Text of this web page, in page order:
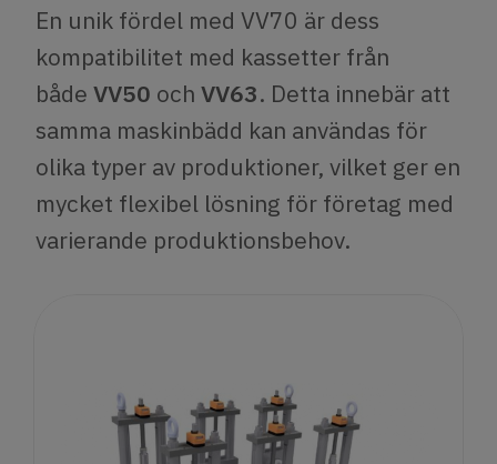
En unik fördel med VV70 är dess
kompatibilitet med kassetter från
både VV50 och VV63. Detta innebär att
samma maskinbädd kan användas för
olika typer av produktioner, vilket ger en
mycket flexibel lösning för företag med
varierande produktionsbehov.